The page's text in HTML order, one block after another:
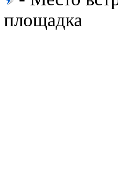
площадка